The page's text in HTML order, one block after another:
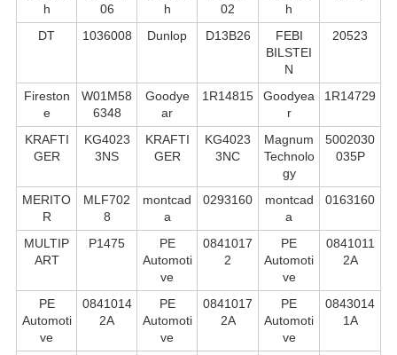
h
06
h
02
h
DT 1036008 Dunlop D13B26
FEBI
BILSTEI
N
20523
Fireston
e
W01M58
6348
Goodye
ar
1R14815
Goodyea
r
1R14729
KRAFTI
GER
KG4023
3NS
KRAFTI
GER
KG4023
3NC
Magnum
Technolo
gy
5002030
035P
MERITO
R
MLF702
8
montcad
a
0293160
montcad
a
0163160
MULTIP
ART
P1475
PE
Automoti
ve
0841017
2
PE
Automoti
ve
0841011
2A
PE
Automoti
ve
0841014
2A
PE
Automoti
ve
0841017
2A
PE
Automoti
ve
0843014
1A